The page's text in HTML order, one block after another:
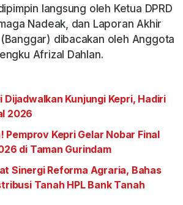
langsung oleh Ketua DPRD
Nadeak, dan Laporan Akhir
dibacakan oleh Anggota
Afrizal Dahlan.
Dijadwalkan Kunjungi Kepri, Hadiri
2026
Kepri Gelar Nobar Final
di Taman Gurindam
Sinergi Reforma Agraria, Bahas
Tanah HPL Bank Tanah